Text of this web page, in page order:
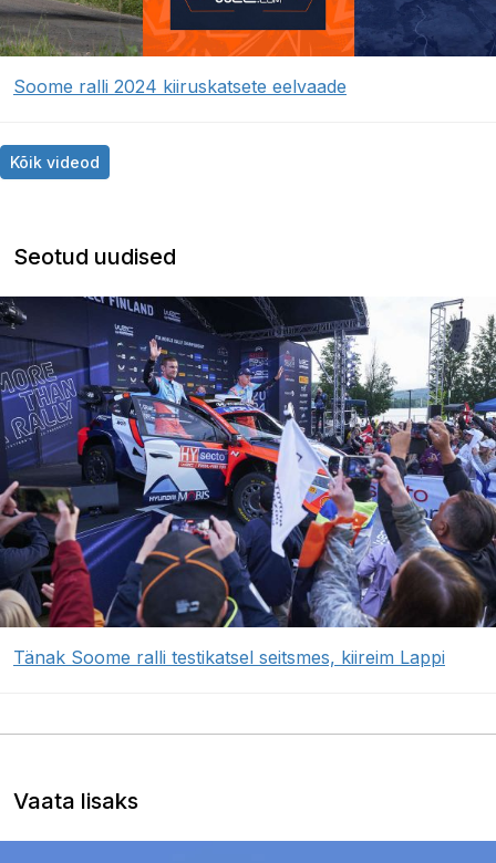
Soome ralli 2024 kiiruskatsete eelvaade
Kõik videod
Seotud uudised
Tänak Soome ralli testikatsel seitsmes, kiireim Lappi
Vaata lisaks